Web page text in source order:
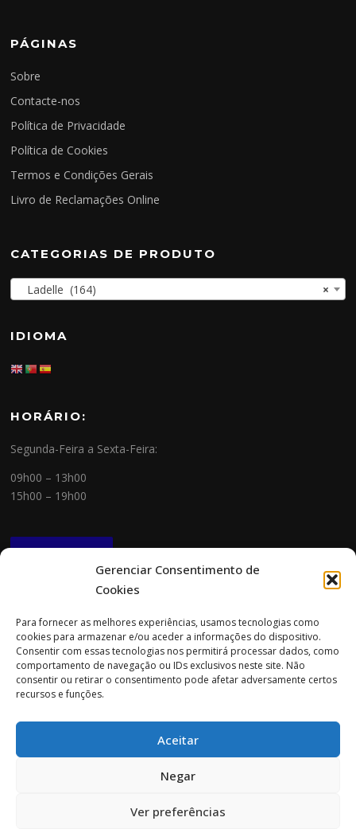
Gerenciar Consentimento de
Cookies
Para fornecer as melhores experiências, usamos tecnologias como
cookies para armazenar e/ou aceder a informações do dispositivo.
Consentir com essas tecnologias nos permitirá processar dados, como
comportamento de navegação ou IDs exclusivos neste site. Não
consentir ou retirar o consentimento pode afetar adversamente certos
recursos e funções.
Aceitar
Negar
Ver preferências
PÁGINAS
Sobre
Contacte-nos
Política de Privacidade
Política de Cookies
Termos e Condições Gerais
Livro de Reclamações Online
CATEGORIAS DE PRODUTO
×
Ladelle (164)
IDIOMA
HORÁRIO:
Segunda-Feira a Sexta-Feira:
09h00 – 13h00
15h00 – 19h00
NEWSLETTER
Morada:
Rua Cidade do Porto 151
4705-085 Braga
Tlm: 919 782 600 (chamada para a rede móvel nacional)